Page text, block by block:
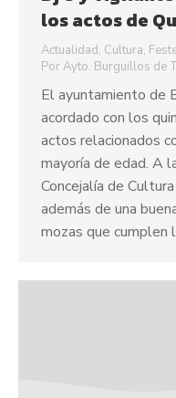
los actos de
Actualidad, Cultura,
PorAyto. Burguillos de
El ayuntamiento de
acordado con los
actos relacionados
mayoría de edad. A
Concejalía de
además de una
mozas que